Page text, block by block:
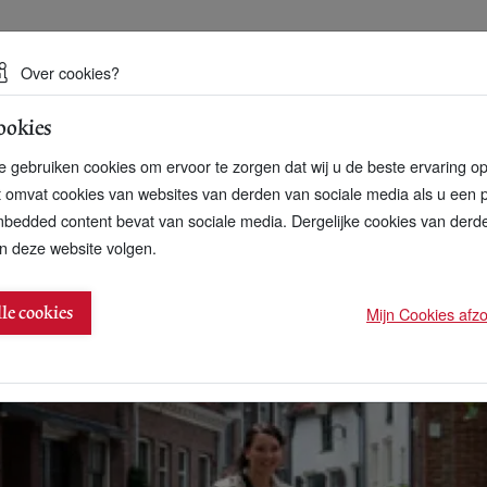
duurzame toekomst
elektrische fietsen en scooters
Over cookies?
gebruiken cookies om ervoor te zorgen dat wij u de beste ervaring
omvat cookies van websites van derden van sociale media als u een
content bevat van sociale media. Dergelijke cookies van
deze website volgen.
cookies Mijn Cookies